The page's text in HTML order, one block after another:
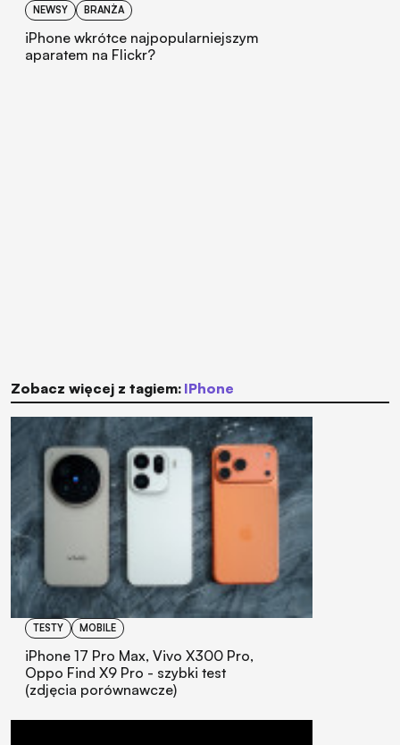
NEWSY BRANŻA
iPhone wkrótce najpopularniejszym
aparatem na Flickr?
Zobacz więcej z tagiem: iPhone
TESTY MOBILE
iPhone 17 Pro Max, Vivo X300 Pro,
Oppo Find X9 Pro - szybki test
(zdjęcia porównawcze)